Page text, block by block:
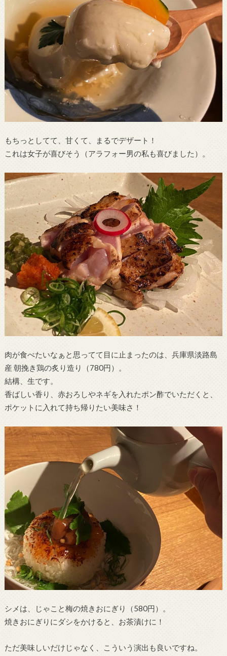
もちっとしてて、甘くて、まるでデザート！
これは女子が喜びそう（アラフォー男の私も喜びました）。
肉が食べたいなぁと思ってて目に止まったのは、兵庫県淡路島
産 朝挽き鶏の炙り造り（780円）。
結構、生です。
香ばしい香り、赤おろしやネギを入れたポン酢でいただくと、
ポケットに入れて持ち帰りたい美味さ！
シメは、じゃこと梅の焼きおにぎり（580円）。
焼きおにぎりにダシをかけると、お茶漬けに！
ただ美味しいだけじゃなく、こういう演出も良いですね。